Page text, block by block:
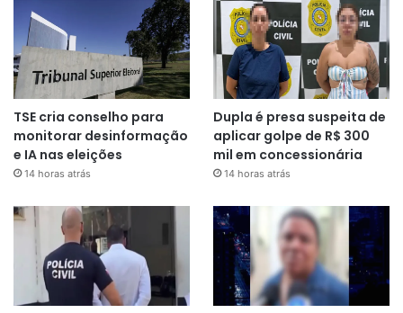
TSE cria conselho para
monitorar desinformação
e IA nas eleições
14 horas atrás
Dupla é presa suspeita de
aplicar golpe de R$ 300
mil em concessionária
14 horas atrás